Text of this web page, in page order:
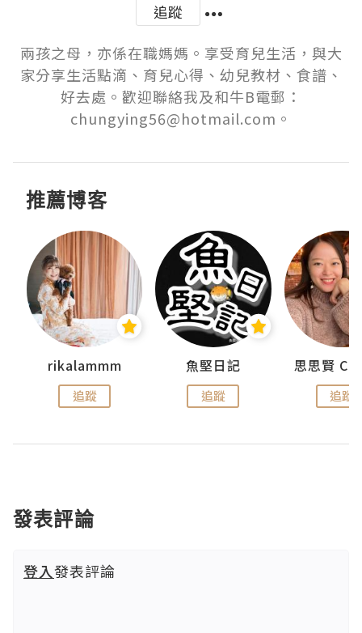
追蹤
兩孩之母，亦係在職媽媽。享受育兒生活，與大
家分享生活點滴、育兒心得、幼兒教材、食譜、
好去處。歡迎聯絡我及和牛B電郵：
chungying56@hotmail.com。
推薦博客
rikalammm
追蹤
魚堅日記
追蹤 追蹤
發表評論
登入發表評論